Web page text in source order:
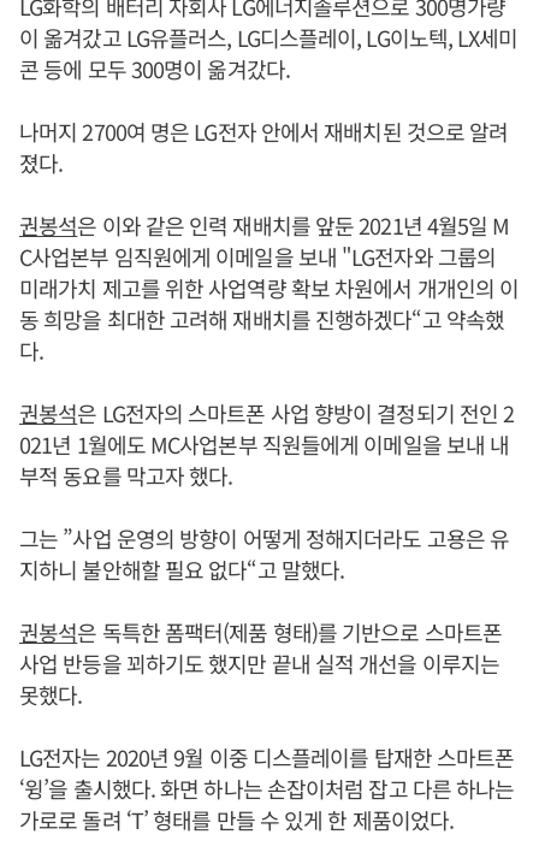
이 옮겨갔고 LG유플러스, LG디스플레이, LG이노텍, LX세미
콘 등에 모두 300명이 옮겨갔다.
나머지 2700여 명은 LG전자 안에서 재배치된 것으로 알려
졌다.
권봉석은 이와 같은 인력 재배치를 앞둔 2021년 4월5일 M
C사업본부 임직원에게 이메일을 보내 "LG전자와 그룹의
미래가치 제고를 위한 사업역량 확보 차원에서 개개인의 이
동 희망을 최대한 고려해 재배치를 진행하겠다“고 약속했
다.
권봉석은 LG전자의 스마트폰 사업 향방이 결정되기 전인 2
021년 1월에도 MC사업본부 직원들에게 이메일을 보내 내
부적 동요를 막고자 했다.
그는 ”사업 운영의 방향이 어떻게 정해지더라도 고용은 유
지하니 불안해할 필요 없다“고 말했다.
권봉석은 독특한 폼팩터(제품 형태)를 기반으로 스마트폰
사업 반등을 꾀하기도 했지만 끝내 실적 개선을 이루지는
못했다.
LG전자는 2020년 9월 이중 디스플레이를 탑재한 스마트폰
‘윙’을 출시했다. 화면 하나는 손잡이처럼 잡고 다른 하나는
가로로 돌려 ‘T’ 형태를 만들 수 있게 한 제품이었다.